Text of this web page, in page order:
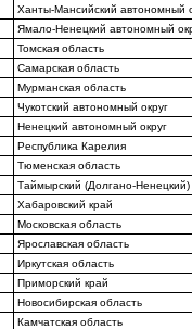
Ханты-Мансийский автономный
Ямало-Ненецкий автономный
Томская область
Самарская область
Мурманская область
Чукотский автономный округ
Ненецкий автономный округ
Республика Карелия
Тюменская область
Таймырский (Долгано-Ненецкий)
Хабаровский край
Московская область
Ярославская область
Иркутская область
Приморский край
Новосибирская область
Камчатская область